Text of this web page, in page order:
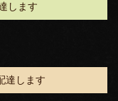
します
達します